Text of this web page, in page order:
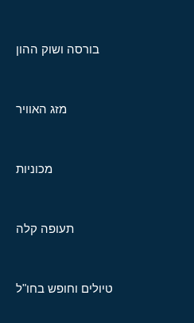
בורסה ושוק ההון
מזג האוויר
מכוניות
תעופה קלה
טיולים וחופש בחו"ל